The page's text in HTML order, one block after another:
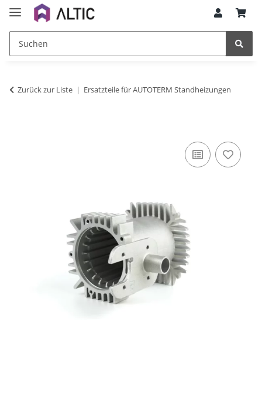
Zurück zur Liste Ersatzteile für AUTOTERM Standheizungen